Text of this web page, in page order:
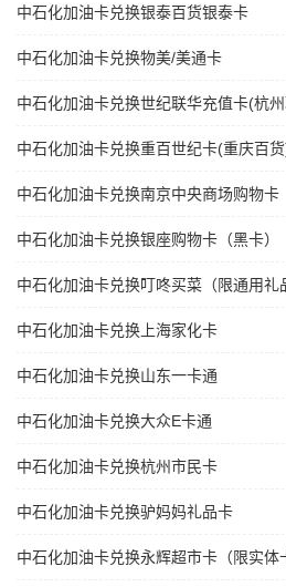
中石化加油卡兑换银泰百货银泰卡
中石化加油卡兑换物美/美通卡
中石化加油卡兑换世纪联华充值卡(杭
中石化加油卡兑换重百世纪卡(重庆百
中石化加油卡兑换南京中央商场购物卡
中石化加油卡兑换银座购物卡（黑卡）
中石化加油卡兑换叮咚买菜（限通用礼
中石化加油卡兑换上海家化卡
中石化加油卡兑换山东一卡通
中石化加油卡兑换大众E卡通
中石化加油卡兑换杭州市民卡
中石化加油卡兑换驴妈妈礼品卡
中石化加油卡兑换永辉超市卡（限实体